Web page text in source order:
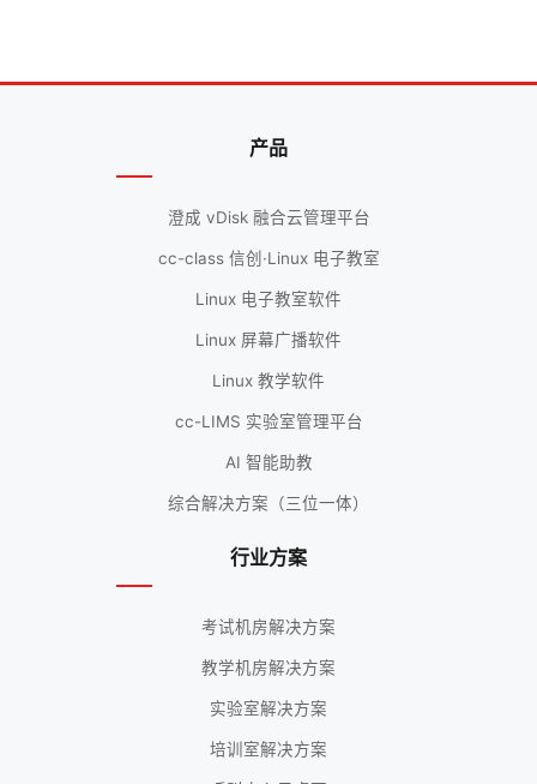
产品
澄成 vDisk 融合云管理平台
cc-class 信创·Linux 电子教室
Linux 电子教室软件
Linux 屏幕广播软件
Linux 教学软件
cc-LIMS 实验室管理平台
AI 智能助教
综合解决方案（三位一体）
行业方案
考试机房解决方案
教学机房解决方案
实验室解决方案
培训室解决方案